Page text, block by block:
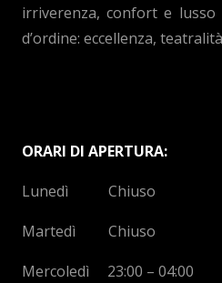
irriverenza, confort e lusso
d’ordine: eccellenza,
ORARI DI APERTURA:
Lunedì Chiuso
Martedì Chiuso
Mercoledì 23:00 – 04:00